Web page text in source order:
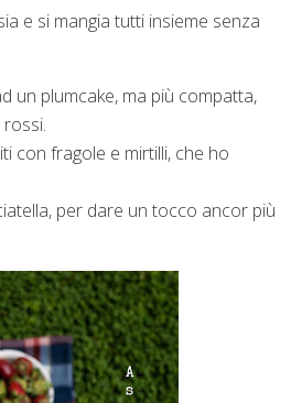
e si mangia tutti insieme senza
un plumcake, ma più compatta,
con fragole e mirtilli, che ho
per dare un tocco ancor più